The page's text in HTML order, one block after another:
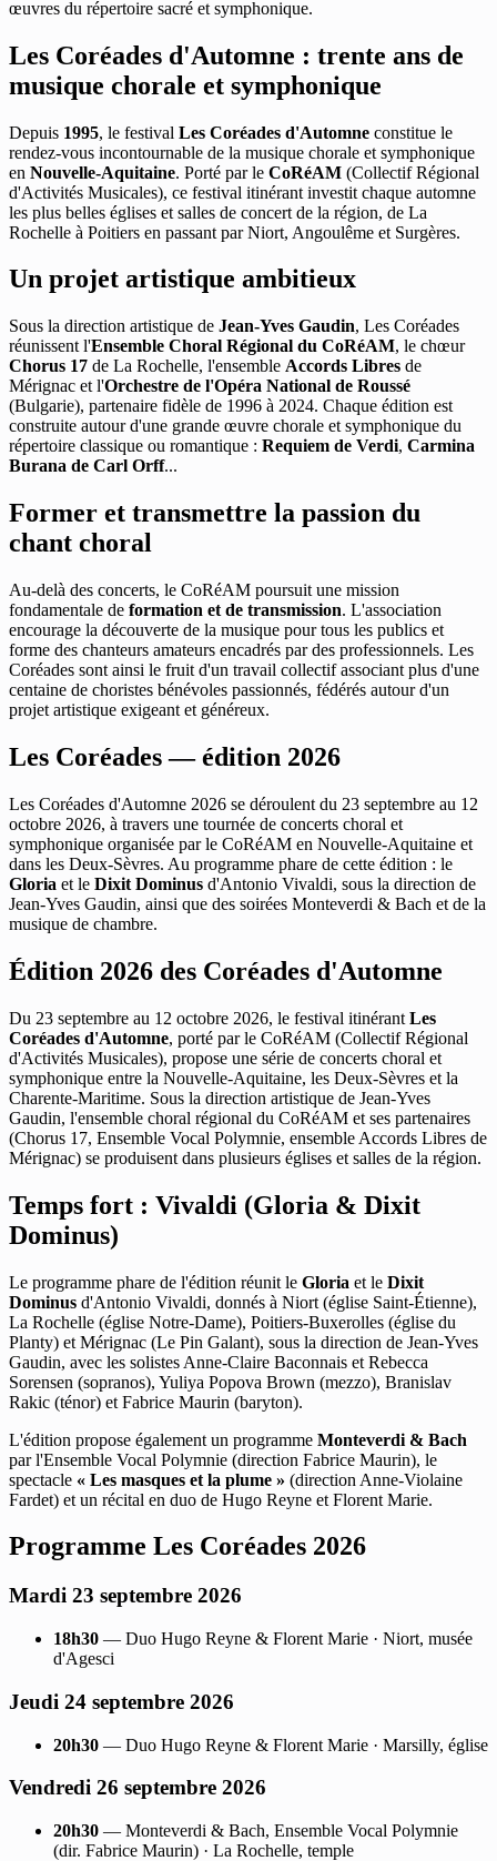
œuvres du répertoire sacré et symphonique.
Les Coréades d'Automne : trente ans de
musique chorale et symphonique
Depuis 1995, le festival Les Coréades d'Automne constitue le
rendez-vous incontournable de la musique chorale et symphonique
en Nouvelle-Aquitaine. Porté par le CoRéAM (Collectif Régional
d'Activités Musicales), ce festival itinérant investit chaque automne
les plus belles églises et salles de concert de la région, de La
Rochelle à Poitiers en passant par Niort, Angoulême et Surgères.
Un projet artistique ambitieux
Sous la direction artistique de Jean-Yves Gaudin, Les Coréades
réunissent l'Ensemble Choral Régional du CoRéAM, le chœur
Chorus 17 de La Rochelle, l'ensemble Accords Libres de
Mérignac et l'Orchestre de l'Opéra National de Roussé
(Bulgarie), partenaire fidèle de 1996 à 2024. Chaque édition est
construite autour d'une grande œuvre chorale et symphonique du
répertoire classique ou romantique : Requiem de Verdi, Carmina
Burana de Carl Orff...
Former et transmettre la passion du
chant choral
Au-delà des concerts, le CoRéAM poursuit une mission
fondamentale de formation et de transmission. L'association
encourage la découverte de la musique pour tous les publics et
forme des chanteurs amateurs encadrés par des professionnels. Les
Coréades sont ainsi le fruit d'un travail collectif associant plus d'une
centaine de choristes bénévoles passionnés, fédérés autour d'un
projet artistique exigeant et généreux.
Les Coréades — édition 2026
Les Coréades d'Automne 2026 se déroulent du 23 septembre au 12
octobre 2026, à travers une tournée de concerts choral et
symphonique organisée par le CoRéAM en Nouvelle-Aquitaine et
dans les Deux-Sèvres. Au programme phare de cette édition : le
Gloria et le Dixit Dominus d'Antonio Vivaldi, sous la direction de
Jean-Yves Gaudin, ainsi que des soirées Monteverdi & Bach et de la
musique de chambre.
Édition 2026 des Coréades d'Automne
Du 23 septembre au 12 octobre 2026, le festival itinérant Les
Coréades d'Automne, porté par le CoRéAM (Collectif Régional
d'Activités Musicales), propose une série de concerts choral et
symphonique entre la Nouvelle-Aquitaine, les Deux-Sèvres et la
Charente-Maritime. Sous la direction artistique de Jean-Yves
Gaudin, l'ensemble choral régional du CoRéAM et ses partenaires
(Chorus 17, Ensemble Vocal Polymnie, ensemble Accords Libres de
Mérignac) se produisent dans plusieurs églises et salles de la région.
Temps fort : Vivaldi (Gloria & Dixit
Dominus)
Le programme phare de l'édition réunit le Gloria et le Dixit
Dominus d'Antonio Vivaldi, donnés à Niort (église Saint-Étienne),
La Rochelle (église Notre-Dame), Poitiers-Buxerolles (église du
Planty) et Mérignac (Le Pin Galant), sous la direction de Jean-Yves
Gaudin, avec les solistes Anne-Claire Baconnais et Rebecca
Sorensen (sopranos), Yuliya Popova Brown (mezzo), Branislav
Rakic (ténor) et Fabrice Maurin (baryton).
L'édition propose également un programme Monteverdi & Bach
par l'Ensemble Vocal Polymnie (direction Fabrice Maurin), le
spectacle « Les masques et la plume » (direction Anne-Violaine
Fardet) et un récital en duo de Hugo Reyne et Florent Marie.
Programme Les Coréades 2026
Mardi 23 septembre 2026
18h30 — Duo Hugo Reyne & Florent Marie · Niort, musée
d'Agesci
Jeudi 24 septembre 2026
20h30 — Duo Hugo Reyne & Florent Marie · Marsilly, église
Vendredi 26 septembre 2026
20h30 — Monteverdi & Bach, Ensemble Vocal Polymnie
(dir. Fabrice Maurin) · La Rochelle, temple